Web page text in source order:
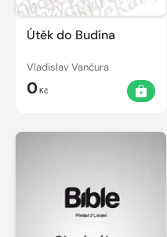
Útěk do Budína
Vladislav Vančura
0Kč